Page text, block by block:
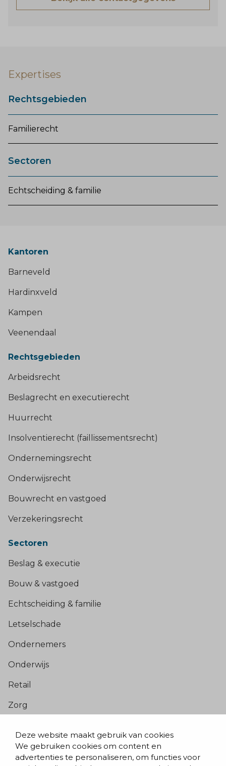
Deze website maakt gebruik van cookies
We gebruiken cookies om content en
advertenties te personaliseren, om functies voor
Expertises
Rechtsgebieden
Familierecht
Sectoren
Echtscheiding & familie
Kantoren
Barneveld
Hardinxveld
Kampen
Veenendaal
Rechtsgebieden
Arbeidsrecht
Beslagrecht en executierecht
Huurrecht
Insolventierecht (faillissementsrecht)
Ondernemingsrecht
Onderwijsrecht
Bouwrecht en vastgoed
Verzekeringsrecht
Sectoren
Beslag & executie
Bouw & vastgoed
Echtscheiding & familie
Letselschade
Ondernemers
Onderwijs
Retail
Zorg
Blogs & nieuws